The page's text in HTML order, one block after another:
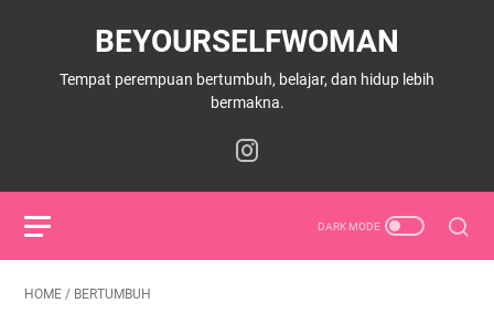
BEYOURSELFWOMAN
Tempat perempuan bertumbuh, belajar, dan hidup lebih
bermakna.
HOME / BERTUMBUH